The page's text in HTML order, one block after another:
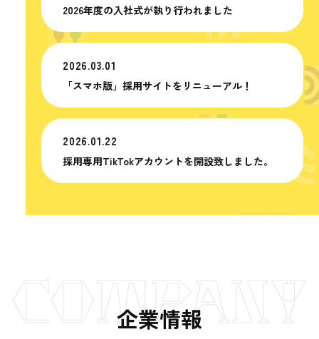
2026年度の入社式が執り行われました
2026.03.01
「スマホ版」採用サイトをリニューアル！
2026.01.22
採用専用TikTokアカウントを開設致しました。
COMPANY
企業情報